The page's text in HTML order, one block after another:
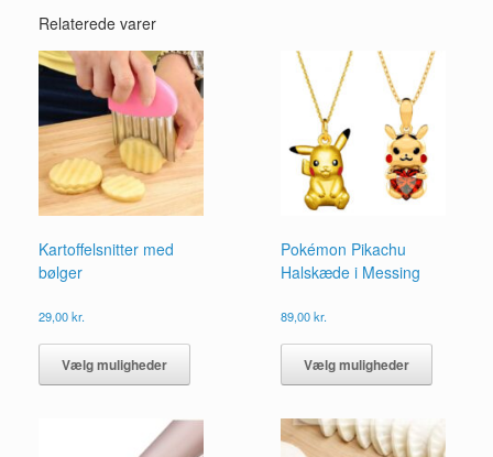
Relaterede varer
Kartoffelsnitter med
bølger
29,00kr.
Vælg muligheder
Dette
har
varianter.
Mulighederne
Pokémon Pikachu
Halskæde i Messing
89,00kr.
Vælg muligheder
Dette
har
varianter.